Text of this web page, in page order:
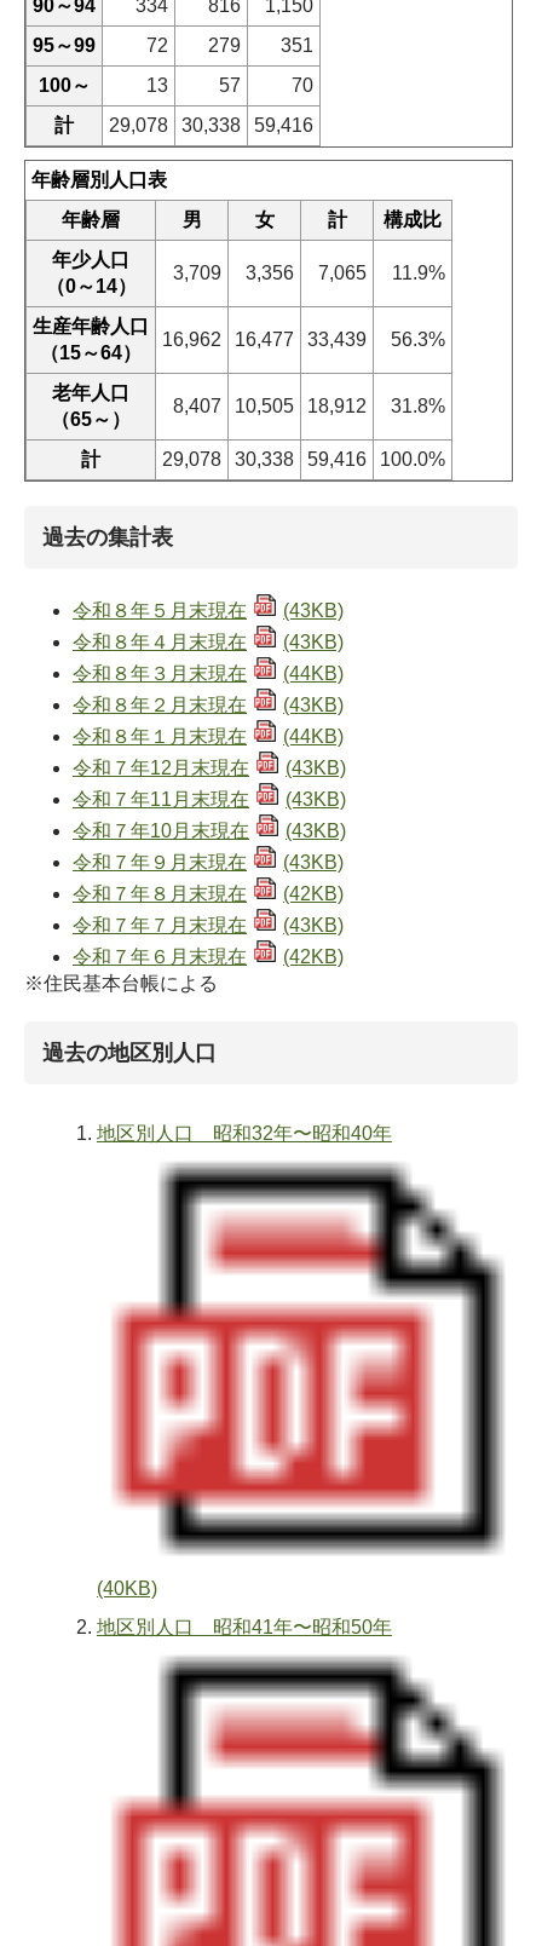
90～94 334 816
1,150
95～99
72 279
351
100～
13 57
70
計
29,078 30,338 59,416
年齢層別人口表
年齢層
男 女 計
構成比
年少人口
（0～14）
3,709 3,356 7,065 11.9%
生産年齢人口
（15～64）
16,962 16,477 33,439 56.3%
老年人口
（65～）
8,407 10,505 18,912 31.8%
計 29,078 30,338 59,416 100.0%
過去の集計表
令和８年５月末現在
(43KB)
令和８年４月末現在
(43KB)
令和８年３月末現在
(44KB)
令和８年２月末現在
(43KB)
令和８年１月末現在
(44KB)
令和７年12月末現在
(43KB)
令和７年11月末現在
(43KB)
令和７年10月末現在
(43KB)
令和７年９月末現在
(43KB)
令和７年８月末現在
(42KB)
令和７年７月末現在
(43KB)
令和７年６月末現在
(42KB)
※住民基本台帳による
過去の地区別人口
地区別人口 昭和32年〜昭和40年
(40KB)
地区別人口 昭和41年〜昭和50年